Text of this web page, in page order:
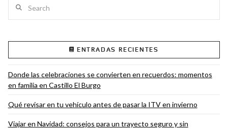
ENTRADAS RECIENTES
Donde las celebraciones se convierten en recuerdos: momentos
en familia en Castillo El Burgo
Qué revisar en tu vehículo antes de pasar la ITV en invierno
Viajar en Navidad: consejos para un trayecto seguro y sin